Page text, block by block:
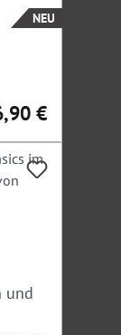
NEU
Preis:
€
und